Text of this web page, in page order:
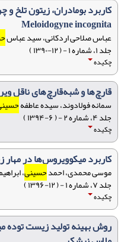
کاربرد بومادران، زیتون تلخ و
Meloidogyne incognita
عباس صلاحی اردکانی، سيد عباس
جلد ۱، شماره ۱ - ( ۱۲-۱۳۹۰ )
چکیده
قارچ‌ها و شبه‌قارچ‌های ناقل
سمانه فولادوند، سیده عاطفهحسینی،
جلد ۴، شماره ۲ - ( ۶-۱۳۹۴ )
چکیده
کاربرد میکوویروس‌ها در مهار
موسی محمدی، احمدحسینی،
جلد ۷، شماره ۱ - ( ۱۲-۱۳۹۶ )
چکیده